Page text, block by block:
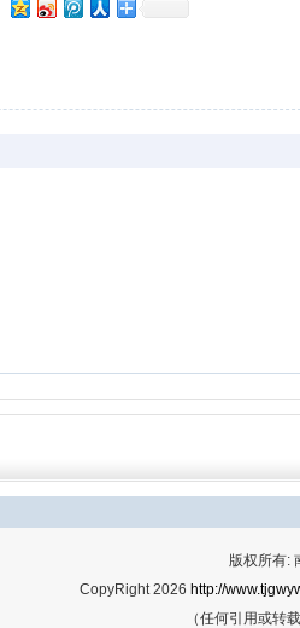
版权所有:
CopyRight 2026 http://
（任何引用或转